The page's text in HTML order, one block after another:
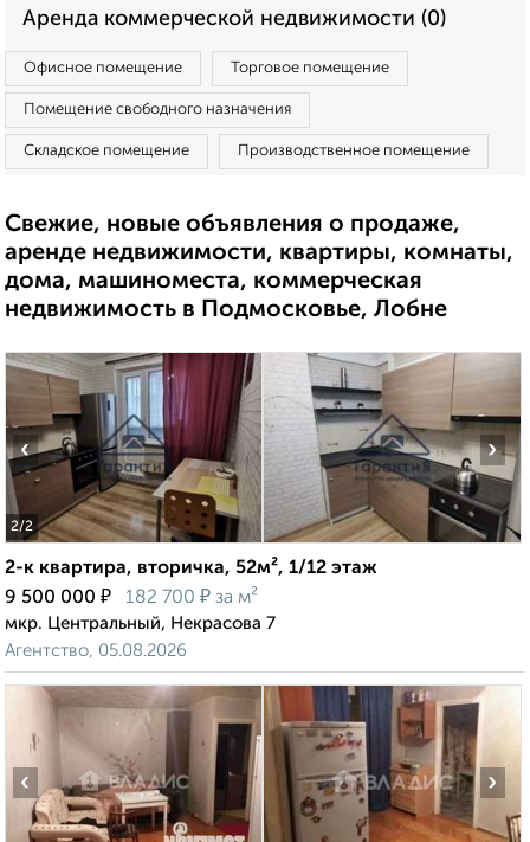
Аренда коммерческой недвижимости (0)
Офисное помещение Торговое помещение
Помещение свободного назначения
Складское помещение Производственное помещение
Свежие, новые объявления о продаже,
аренде недвижимости, квартиры, комнаты,
дома, машиноместа, коммерческая
недвижимость в Подмосковье, Лобне
2/2
‹ ›
2-к квартира, вторичка, 52м², 1/12 этаж
9 500 000 ₽ 182 700 ₽ за м²
мкр. Центральный, Некрасова 7
Агентство, 05.08.2026
‹ ›